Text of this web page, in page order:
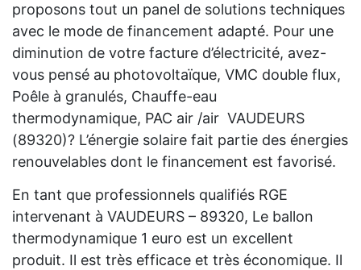
proposons tout un panel de solutions techniques
avec le mode de financement adapté. Pour une
diminution de votre facture d’électricité, avez-
vous pensé au photovoltaïque, VMC double flux,
Poêle à granulés, Chauffe-eau
thermodynamique, PAC air /air VAUDEURS
(89320)? L’énergie solaire fait partie des énergies
renouvelables dont le financement est favorisé.
En tant que professionnels qualifiés RGE
intervenant à VAUDEURS – 89320, Le ballon
thermodynamique 1 euro est un excellent
produit. Il est très efficace et très économique. Il